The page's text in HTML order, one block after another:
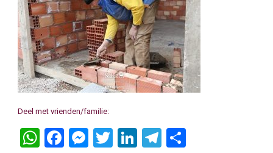
Deel met vrienden/familie:
WhatsApp
Facebook
Messenger
Twitter
LinkedIn
Telegram